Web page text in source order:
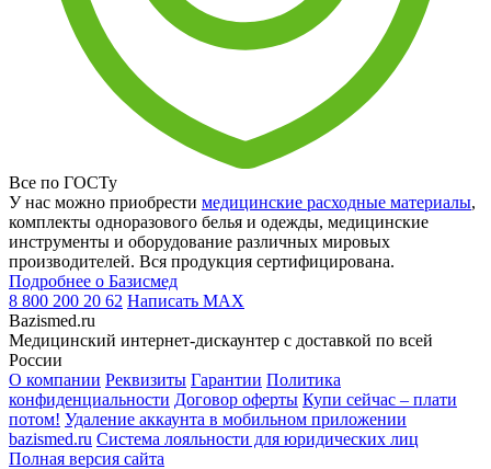
Все по ГОСТу
У нас можно приобрести медицинские расходные материалы,
комплекты одноразового белья и одежды, медицинские
инструменты и оборудование различных мировых
производителей. Вся продукция сертифицирована.
Подробнее о Базисмед
8 800 200 20 62 Написать MAX
Bazismed.ru
Медицинский интернет-дискаунтер с доставкой по всей
России
О компании Реквизиты Гарантии Политика
конфиденциальности Договор оферты Купи сейчас – плати
потом! Удаление аккаунта в мобильном приложении
bazismed.ru Система лояльности для юридических лиц
Полная версия сайта